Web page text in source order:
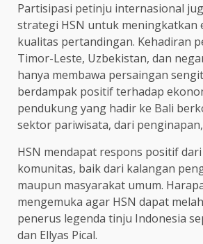
Partisipasi petinju internasional
strategi HSN untuk meningkatkan
kualitas pertandingan. Kehadiran
Timor-Leste, Uzbekistan, dan
hanya membawa persaingan
berdampak positif terhadap
pendukung yang hadir ke Bali
sektor pariwisata, dari
HSN mendapat respons positif
komunitas, baik dari kalangan
maupun masyarakat umum.
mengemuka agar HSN dapat
penerus legenda tinju Indonesia
dan Ellyas Pical.